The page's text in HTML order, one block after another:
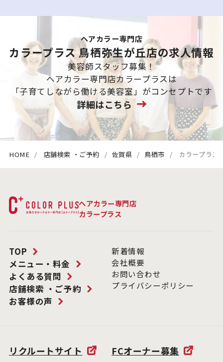
ヘアカラー専門店
カラープラス 鳥栖弥生が丘店の求人情報
美容師スタッフ募集！
ヘアカラー専門店カラープラスは
「子育てしながら働ける美容室」がコンセプトです
詳細はこちら
HOME 店舗検索 ・ご予約 佐賀県 鳥栖市 カラープラス
ヘアカラー専門店
カラープラス
TOP
メニュー・料金
よくある質問
店舗検索 ・ご予約
お客様の声
新着情報
会社概要
お問い合わせ
プライバシーポリシー
リクルートサイト FCオーナー募集